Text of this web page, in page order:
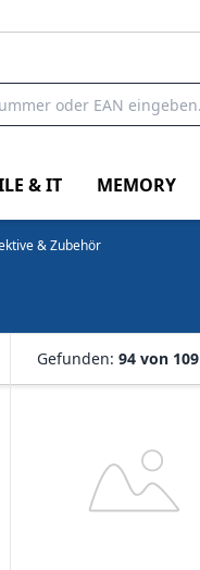
& IT MEMORY
& Zubehör
Gefunden: 94 von 109